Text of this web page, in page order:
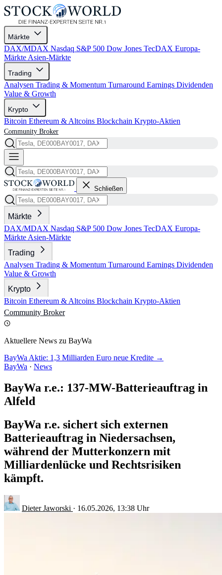
Märkte
DAX/MDAX Nasdaq S&P 500 Dow Jones TecDAX Europa-
Märkte Asien-Märkte
Trading
Analysen Trading & Momentum Turnaround Earnings Dividenden
Value & Growth
Krypto
Bitcoin Ethereum & Altcoins Blockchain Krypto-Aktien
Community Broker
Schließen
Märkte
DAX/MDAX Nasdaq S&P 500 Dow Jones TecDAX Europa-
Märkte Asien-Märkte
Trading
Analysen Trading & Momentum Turnaround Earnings Dividenden
Value & Growth
Krypto
Bitcoin Ethereum & Altcoins Blockchain Krypto-Aktien
Community Broker
Aktuellere News zu BayWa
BayWa Aktie: 1,3 Milliarden Euro neue Kredite →
BayWa · News
BayWa r.e.: 137-MW-Batterieauftrag in
Alfeld
BayWa r.e. sichert sich externen
Batterieauftrag in Niedersachsen,
während der Mutterkonzern mit
Milliardenlücke und Rechtsrisiken
kämpft.
Dieter Jaworski · 16.05.2026, 13:38 Uhr